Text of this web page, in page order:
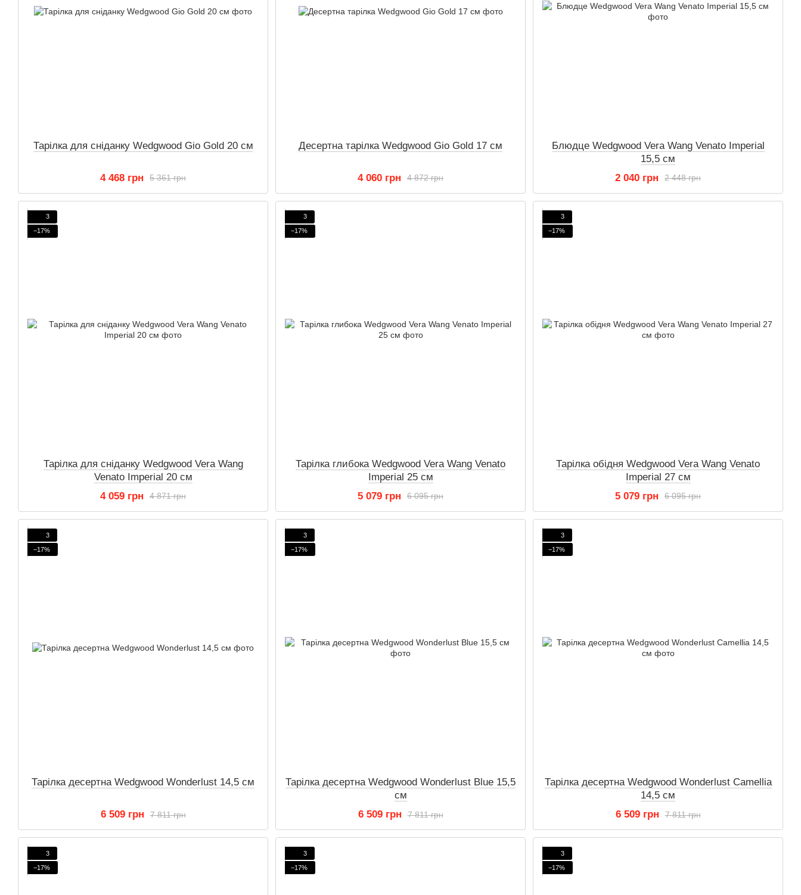
Тарілка для сніданку Wedgwood Gio Gold 20 см
5 361 грн
4 468 грн
Десертна тарілка Wedgwood Gio Gold 17 см
4 872 грн
4 060 грн
Блюдце Wedgwood Vera Wang Venato Imperial
15,5 см
2 448 грн
2 040 грн
3
−17%
Тарілка для сніданку Wedgwood Vera Wang
Venato Imperial 20 см
4 871 грн
4 059 грн
3
−17%
Тарілка глибока Wedgwood Vera Wang Venato
Imperial 25 см
6 095 грн
5 079 грн
3
−17%
Тарілка обідня Wedgwood Vera Wang Venato
Imperial 27 см
6 095 грн
5 079 грн
3
−17%
Тарілка десертна Wedgwood Wonderlust 14,5 см
7 811 грн
6 509 грн
3
−17%
Тарілка десертна Wedgwood Wonderlust Blue 15,5
см
7 811 грн
6 509 грн
3
−17%
Тарілка десертна Wedgwood Wonderlust Camellia
14,5 см
7 811 грн
6 509 грн
3
−17%
3
−17%
3
−17%